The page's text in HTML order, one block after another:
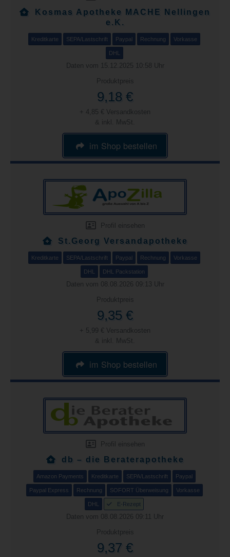
Kosmas Apotheke MACHE Nellingen
e.K.
Kreditkarte SEPA/Lastschrift Paypal Rechnung Vorkasse
DHL
Daten vom 15.12.2025 10:58 Uhr
Produktpreis
9,18 €
+ 4,85 € Versandkosten
& inkl. MwSt.
im Shop bestellen
Profil einsehen
St.Georg Versandapotheke
Kreditkarte SEPA/Lastschrift Paypal Rechnung Vorkasse
DHL DHL Packstation
Daten vom 08.08.2026 09:13 Uhr
Produktpreis
9,35 €
+ 5,99 € Versandkosten
& inkl. MwSt.
im Shop bestellen
Profil einsehen
db – die Beraterapotheke
Amazon Payments Kreditkarte SEPA/Lastschrift Paypal
Paypal Express Rechnung SOFORT Überweisung Vorkasse
DHL E-Rezept
Daten vom 08.08.2026 09:11 Uhr
Produktpreis
9,37 €